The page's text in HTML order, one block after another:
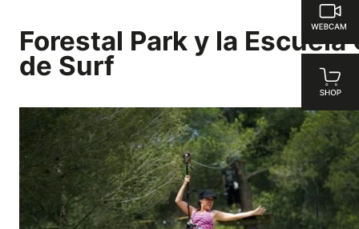
Forestal Park y la Escuela
de Surf